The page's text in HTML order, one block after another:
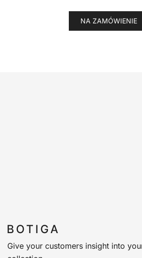
NA ZAMÓWIENIE
Give your customers insight into